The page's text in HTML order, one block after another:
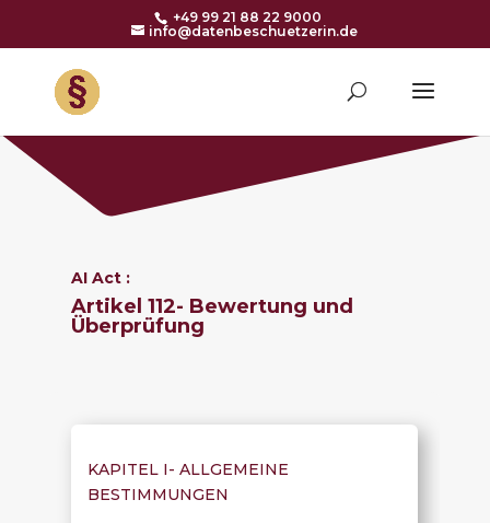
+49 99 21 88 22 9000
info@datenbeschuetzerin.de
AI Act :
Artikel 112- Bewertung und
Überprüfung
KAPITEL I- ALLGEMEINE
BESTIMMUNGEN